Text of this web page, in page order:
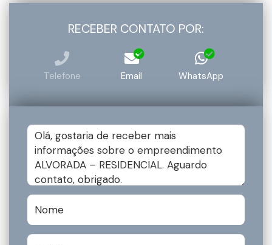
RECEBER CONTATO POR:
Telefone Email WhatsApp